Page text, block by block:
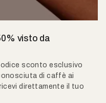
visto da
sconto esclusivo
di caffè ai
direttamente il tuo